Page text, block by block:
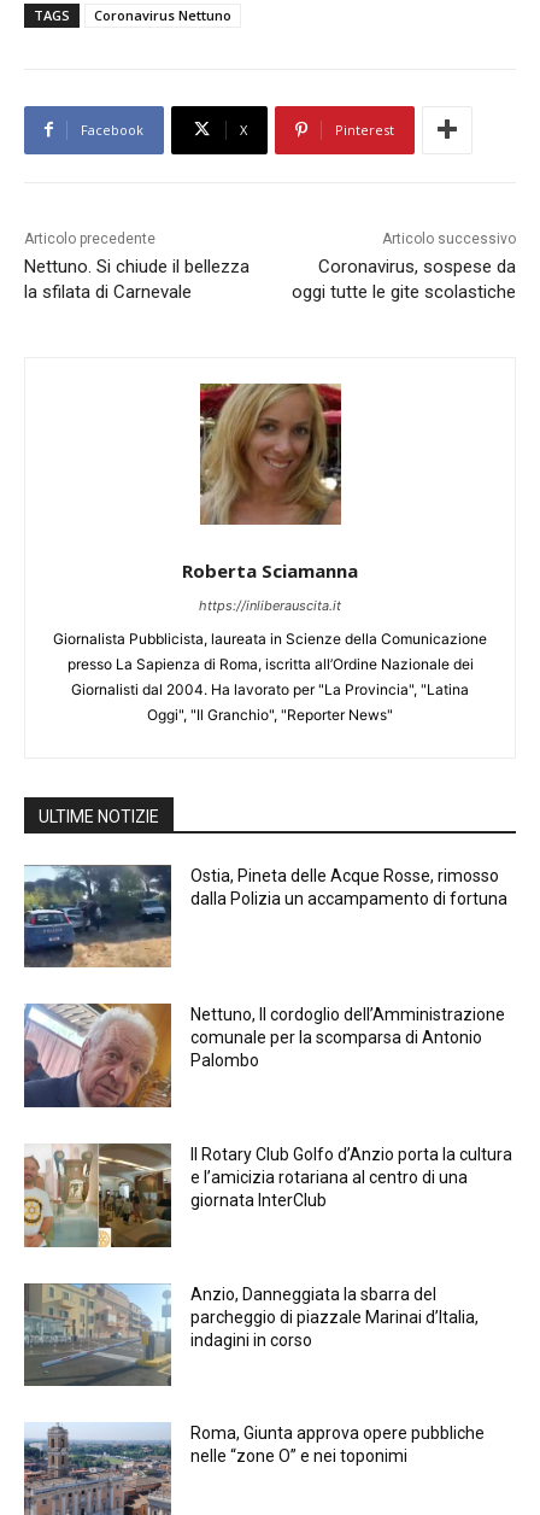
TAGS Coronavirus Nettuno
Facebook X Pinterest
Articolo precedente
Nettuno. Si chiude il bellezza
la sfilata di Carnevale
Articolo successivo
Coronavirus, sospese da
oggi tutte le gite scolastiche
Roberta Sciamanna
https://inliberauscita.it
Giornalista Pubblicista, laureata in Scienze della Comunicazione
presso La Sapienza di Roma, iscritta all’Ordine Nazionale dei
Giornalisti dal 2004. Ha lavorato per "La Provincia", "Latina
Oggi", "Il Granchio", "Reporter News"
ULTIME NOTIZIE
Ostia, Pineta delle Acque Rosse, rimosso
dalla Polizia un accampamento di fortuna
Nettuno, Il cordoglio dell’Amministrazione
comunale per la scomparsa di Antonio
Palombo
Il Rotary Club Golfo d’Anzio porta la cultura
e l’amicizia rotariana al centro di una
giornata InterClub
Anzio, Danneggiata la sbarra del
parcheggio di piazzale Marinai d’Italia,
indagini in corso
Roma, Giunta approva opere pubbliche
nelle “zone O” e nei toponimi